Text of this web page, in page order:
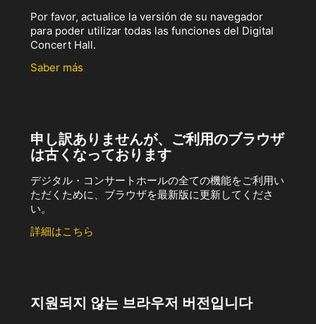
Por favor, actualice la versión de su navegador
para poder utilizar todas las funciones del Digital
Concert Hall.
Saber más
申し訳ありませんが、ご利用のブラウザ
は古くなっております
デジタル・コンサートホールの全ての機能をご利用い
ただくために、ブラウザを最新版に更新してくださ
い。
詳細はこちら
지원되지 않는 브라우저 버전입니다